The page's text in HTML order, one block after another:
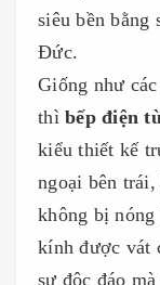
siêu bền bằng
Đức.
Giống như
thì bếp điện
kiểu thiết kế
ngoại bên
không bị
kính được vát
sự độc đáo